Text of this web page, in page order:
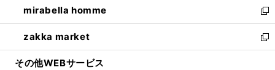
く
で
開
く
ド
ウ
で
開
ィ
ン
ド
ウ
い
ウ
ィ
ン
mirabella homme
新
し
い
ウ
zakka market
新
し
その他WEBサービス